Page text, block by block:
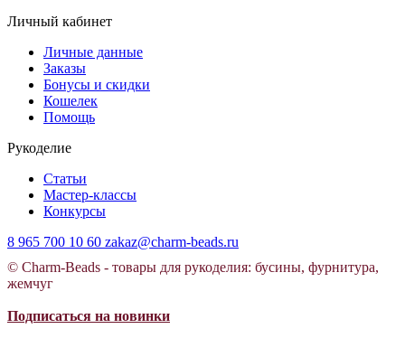
Личный кабинет
Личные данные
Заказы
Бонусы и скидки
Кошелек
Помощь
Рукоделие
Статьи
Мастер-классы
Конкурсы
8 965 700 10 60 zakaz@charm-beads.ru
© Charm-Beads - товары для рукоделия: бусины, фурнитура,
жемчуг
Подписаться на новинки